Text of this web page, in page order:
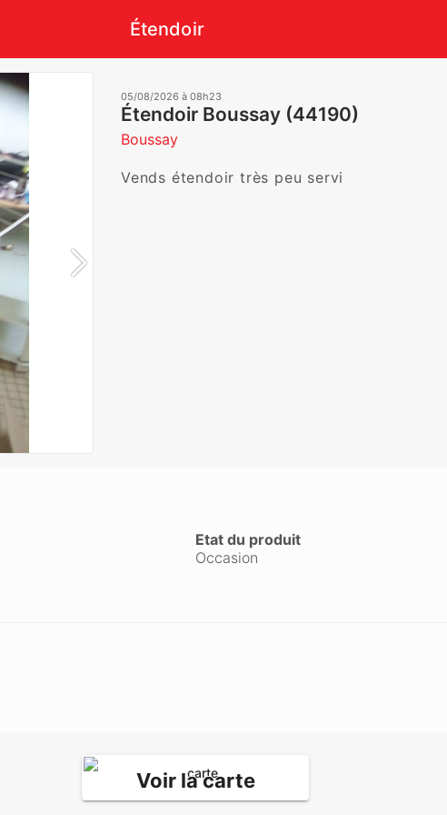
Étendoir
05/08/2026 à 08h23
Étendoir Boussay (44190)
Boussay
Vends étendoir très peu servi
Etat du produit
Occasion
Voir la carte